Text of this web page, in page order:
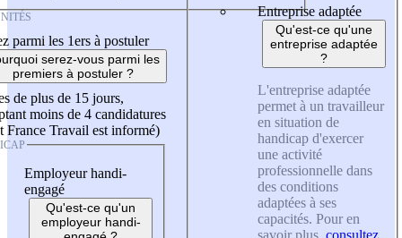
parmi les 1ers à postuler
serez-vous parmi les
premiers à postuler ?
de plus de 15 jours,
moins de 4 candidatures
France Travail est informé)
Employeur handi-
engagé
Qu'est-ce qu'un
employeur handi-
Entreprise adaptée
Qu'est-ce qu'une
entreprise adaptée
?
L'entreprise adaptée
permet à un travailleur
en situation de
handicap d'exercer
une activité
professionnelle dans
des conditions
adaptées à ses
capacités. Pour en
savoir plus, consultez